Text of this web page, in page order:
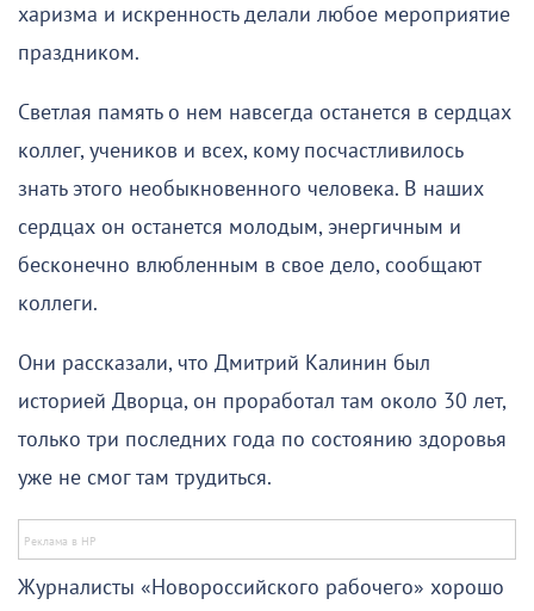
харизма и искренность делали любое мероприятие
праздником.
Светлая память о нем навсегда останется в сердцах
коллег, учеников и всех, кому посчастливилось
знать этого необыкновенного человека. В наших
сердцах он останется молодым, энергичным и
бесконечно влюбленным в свое дело, сообщают
коллеги.
Они рассказали, что Дмитрий Калинин был
историей Дворца, он проработал там около 30 лет,
только три последних года по состоянию здоровья
уже не смог там трудиться.
Журналисты «Новороссийского рабочего» хорошо